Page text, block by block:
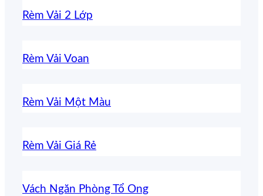
Rèm Vải 2 Lớp
Rèm Vải Voan
Rèm Vải Một Màu
Rèm Vải Giá Rẻ
Vách Ngăn Phòng Tổ Ong